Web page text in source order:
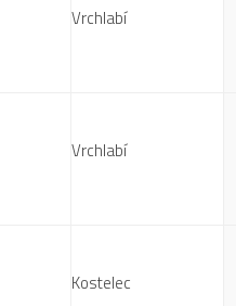
Vrchlabí
Vrchlabí
Kostelec